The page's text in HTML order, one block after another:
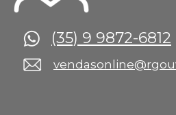
(35) 9 9872-6812